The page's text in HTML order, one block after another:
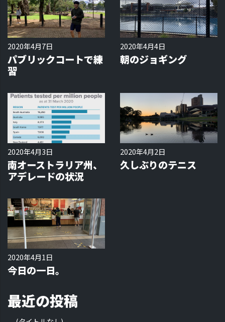
2020年4月7日
パブリックコートで練
習
2020年4月4日
朝のジョギング
2020年4月3日
南オーストラリア州、
アデレードの状況
2020年4月2日
久しぶりのテニス
2020年4月1日
今日の一日。
最近の投稿